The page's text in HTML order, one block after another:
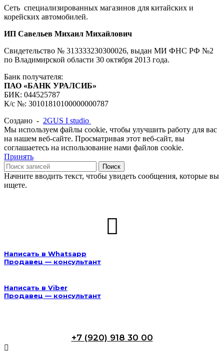
Сеть специализированных магазинов для китайских и
корейских автомобилей.
ИП Савельев Михаил Михайлович
Свидетельство № 313333230300026, выдан МИ ФНС РФ №2
по Владимирской области 30 октября 2013 года.
Банк получателя:
ПАО «БАНК УРАЛСИБ»
БИК: 044525787
К/с №: 30101810100000000787
Создано - 2GUS I studio
Мы используем файлы cookie, чтобы улучшить работу для вас
на нашем веб-сайте. Просматривая этот веб-сайт, вы
соглашаетесь на использование нами файлов cookie.
Принять
Поиск
Начните вводить текст, чтобы увидеть сообщения, которые вы
ищете.
Написать в Whatsapp
Продавец — консультант
Написать в Viber
Продавец — консультант
+7 (920) 918 30 00